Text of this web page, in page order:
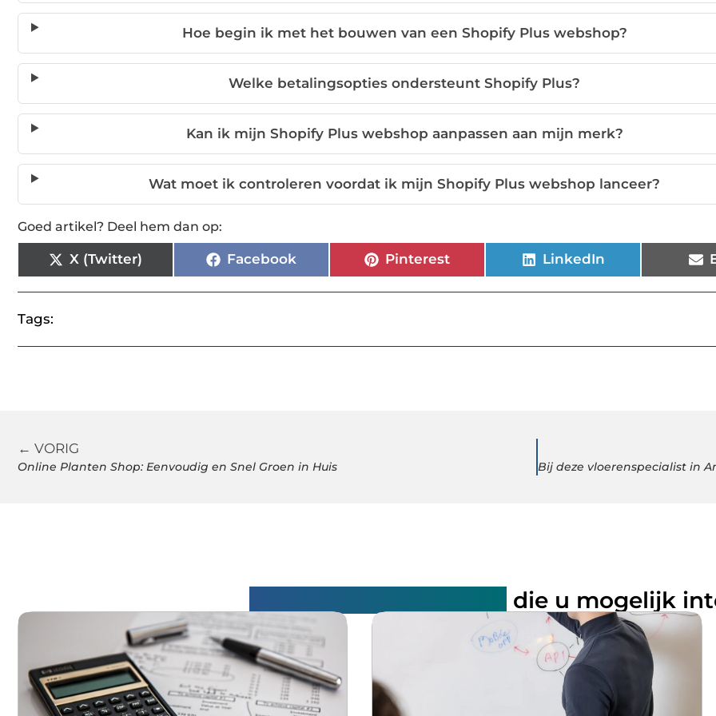
Hoe begin ik met het bouwen van een Shopify Plus webshop?
Welke betalingsopties ondersteunt Shopify Plus?
Kan ik mijn Shopify Plus webshop aanpassen aan mijn merk?
Wat moet ik controleren voordat ik mijn Shopify Plus webshop lanceer?
Goed artikel? Deel hem dan op:
X (Twitter) Facebook Pinterest LinkedIn
Tags:
← VORIG
Online Planten Shop: Eenvoudig en Snel Groen in Huis
die u mogelijk